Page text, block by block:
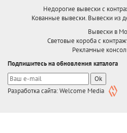
Недорогие вывески с
Кованные вывески. Вывески из
Вывески в
Световые короба с
Рекламные
Подпишитесь на обновления каталога
Ok
Разработка сайта: Welcome Media